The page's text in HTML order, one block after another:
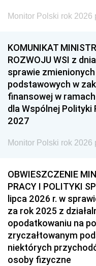
Monitor Polski rok 2026
KOMUNIKAT
ROZWOJU WSI z
sprawie
podstawowych w
finansowej w
dla Wspólnej Polityki
2027
Monitor Polski rok 2026
OBWIESZCZENIE
PRACY I POLITYKI
lipca 2026 r. w
za rok 2025 z
opodatkowaniu na
zryczałtowanym
niektórych
osoby fizyczne